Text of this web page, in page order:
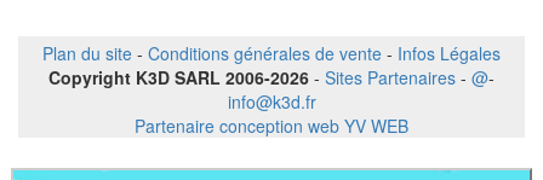
Plan du site - Conditions générales de vente - Infos Légales
Copyright K3D SARL 2006-2026 - Sites Partenaires - @-
info@k3d.fr
Partenaire conception web YV WEB